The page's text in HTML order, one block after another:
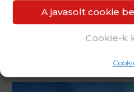
A javasolt cookie
Cookie-k
👉 REGISZTRÁLJ